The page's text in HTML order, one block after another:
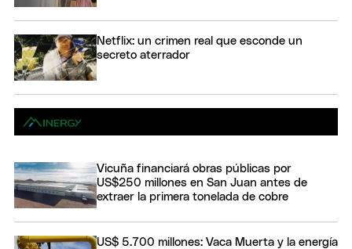
Netflix: un crimen real que esconde un
secreto aterrador
Vicuña financiará obras públicas por
US$250 millones en San Juan antes de
extraer la primera tonelada de cobre
US$ 5.700 millones: Vaca Muerta y la energía